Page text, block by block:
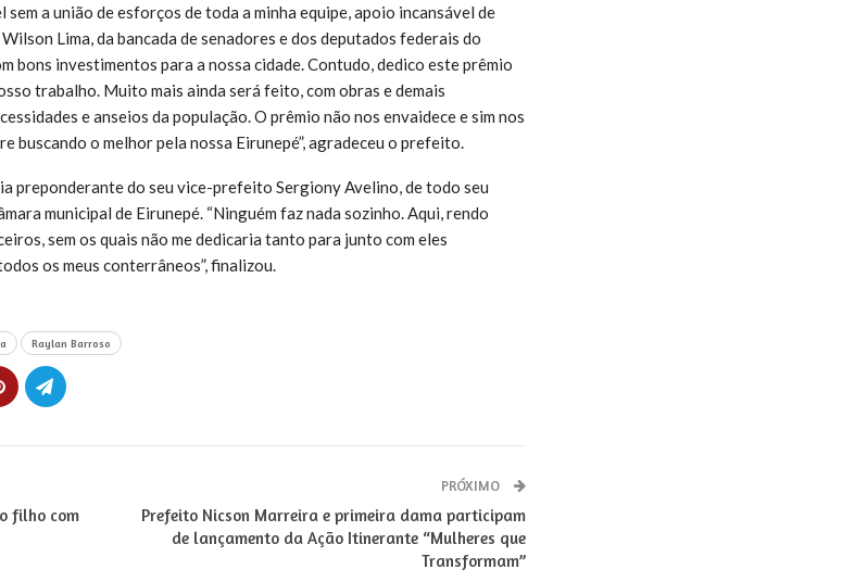
sem a união de esforços de toda a minha equipe, apoio incansável de
Lima, da bancada de senadores e dos deputados federais do
bons investimentos para a nossa cidade. Contudo, dedico este prêmio
trabalho. Muito mais ainda será feito, com obras e demais
e anseios da população. O prêmio não nos envaidece e sim nos
buscando o melhor pela nossa Eirunepé”, agradeceu o prefeito.
preponderante do seu vice-prefeito Sergiony Avelino, de todo seu
municipal de Eirunepé. “Ninguém faz nada sozinho. Aqui, rendo
sem os quais não me dedicaria tanto para junto com eles
os meus conterrâneos”, finalizou.
Raylan Barroso
filho com
PRÓXIMO
Prefeito Nicson Marreira e primeira dama participam
de lançamento da Ação Itinerante “Mulheres que
Transformam”